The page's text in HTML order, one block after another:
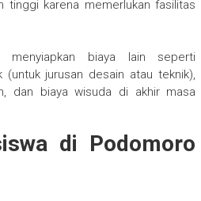
tinggi karena memerlukan fasilitas
menyiapkan biaya lain seperti
(untuk jurusan desain atau teknik),
dan biaya wisuda di akhir masa
di Podomoro